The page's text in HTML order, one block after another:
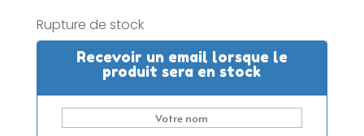
Rupture de stock
Recevoir un email lorsque le
produit sera en stock